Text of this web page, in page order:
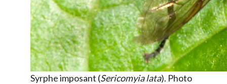
Syrphe imposant (Sericomyia lata). Photo